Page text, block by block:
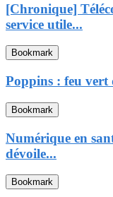
[Chronique]
service utile...
Bookmark
Poppins : feu vert
Bookmark
Numérique en
dévoile...
Bookmark